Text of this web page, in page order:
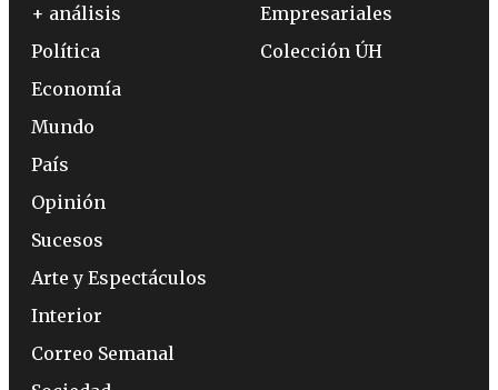
+ análisis
Política
Economía
Mundo
País
Opinión
Sucesos
Arte y Espectáculos
Interior
Correo Semanal
Empresariales
Colección ÚH